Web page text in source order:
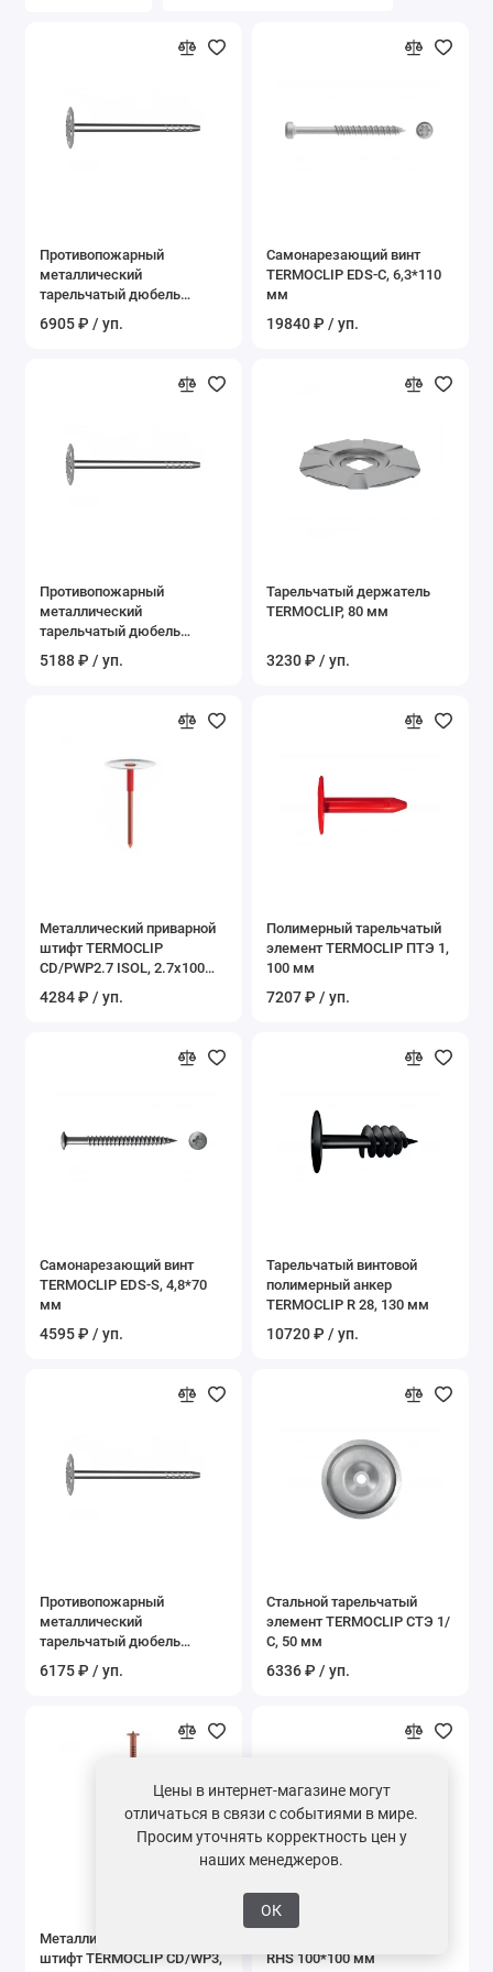
Противопожарный
металлический
тарельчатый дюбель
6905 ₽ / уп.
Самонарезающий винт
TERMOCLIP EDS-C, 6,3*110
мм
19840 ₽ / уп.
Противопожарный
металлический
тарельчатый дюбель
5188 ₽ / уп.
Тарельчатый держатель
TERMOCLIP, 80 мм
3230 ₽ / уп.
Металлический приварной
штифт TERMOCLIP
CD/PWP2.7 ISOL, 2.7x100
4284 ₽ / уп.
Полимерный тарельчатый
элемент TERMOCLIP ПТЭ 1,
100 мм
7207 ₽ / уп.
Самонарезающий винт
TERMOCLIP EDS-S, 4,8*70
мм
4595 ₽ / уп.
Тарельчатый винтовой
полимерный анкер
TERMOCLIP R 28, 130 мм
10720 ₽ / уп.
Противопожарный
металлический
тарельчатый дюбель
6175 ₽ / уп.
Стальной тарельчатый
элемент TERMOCLIP СТЭ 1/
С, 50 мм
6336 ₽ / уп.
Металлический приварной
штифт TERMOCLIP CD/WP3,
RHS 100*100 мм
Цены в интернет-магазине могут
отличаться в связи с событиями в мире.
Просим уточнять корректность цен у
наших менеджеров.
ОК